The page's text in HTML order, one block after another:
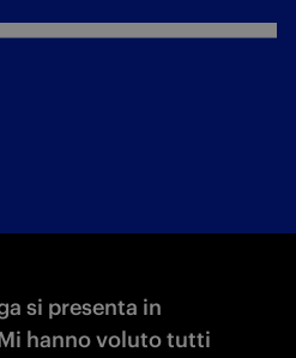
si presenta in
hanno voluto tutti